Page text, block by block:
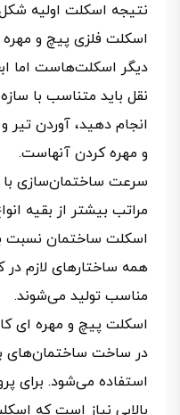
نتیجه اسکلت اولیه
اسکلت فلزی پیچ و
دیگر اسکلت‌هاست اما
نقل باید متناسب با
انجام دهید، آوردن
و مهره کردن آنهاست.
سرعت ساختمان‌سازی با
مراتب بیشتر از بقیه
اسکلت ساختمان نسبت
همه ساختارهای لازم در
مناسب تولید می‌شوند.
اسکلت پیچ و مهره ای
در ساخت ساختمان‌های
استفاده می‌شود. برای
بالایی نیاز است که